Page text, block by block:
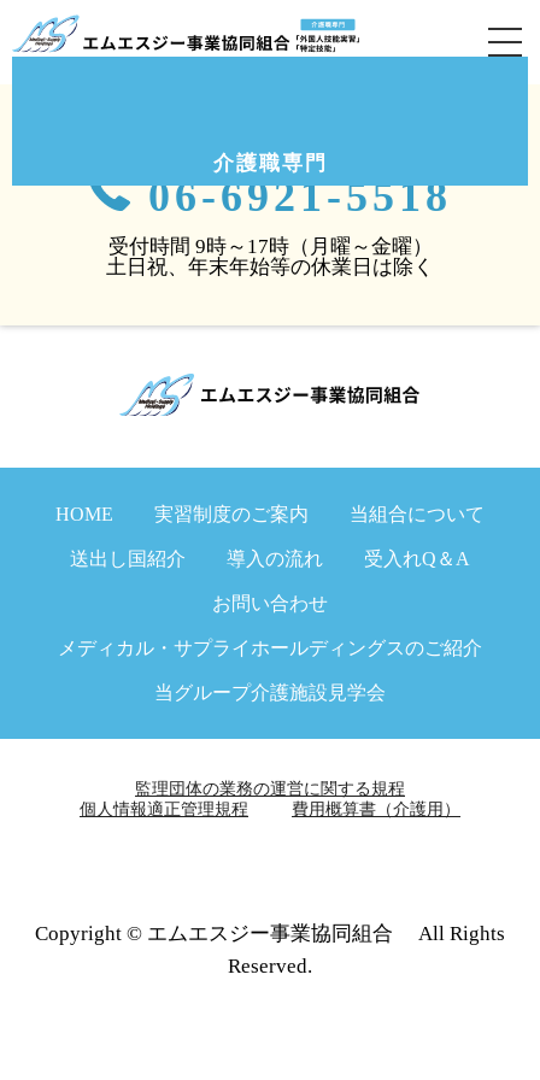
介護職専門
キルギスからの3ヶ月介護職業体験研修生のご紹介（大阪
府豊中市）②
食事介助研修の様子です。入居者様もかなり安心されて
06-6921-5518
受付時間 9時～17時（月曜～金曜）
土日祝、年末年始等の休業日は除く
HOME 実習制度のご案内 当組合について
送出し国紹介 導入の流れ 受入れQ＆A
お問い合わせ
メディカル・サプライホールディングスのご紹介
当グループ介護施設見学会
監理団体の業務の運営に関する規程
個人情報適正管理規程
費用概算書（介護用）
Copyright © エムエスジー事業協同組合 All Rights
Reserved.